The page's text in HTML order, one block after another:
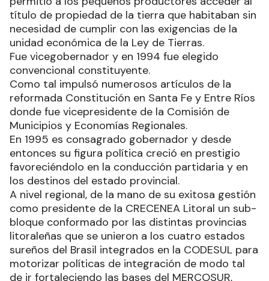
título de propiedad de la tierra que habitaban sin
necesidad de cumplir con las exigencias de la
unidad económica de la Ley de Tierras.
Fue vicegobernador y en 1994 fue elegido
convencional constituyente.
Como tal impulsó numerosos artículos de la
reformada Constitución en Santa Fe y Entre Ríos
donde fue vicepresidente de la Comisión de
Municipios y Economías Regionales.
En 1995 es consagrado gobernador y desde
entonces su figura política creció en prestigio
favoreciéndolo en la conducción partidaria y en
los destinos del estado provincial.
A nivel regional, de la mano de su exitosa gestión
como presidente de la CRECENEA Litoral un sub-
bloque conformado por las distintas provincias
litoraleñas que se unieron a los cuatro estados
sureños del Brasil integrados en la CODESUL para
motorizar políticas de integración de modo tal
de ir fortaleciendo las bases del MERCOSUR,